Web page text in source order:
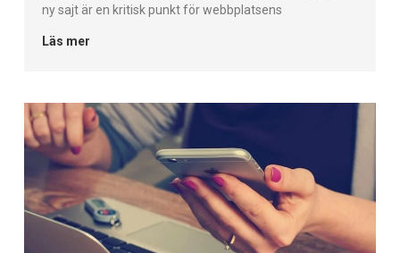
ny sajt är en kritisk punkt för webbplatsens
Läs mer